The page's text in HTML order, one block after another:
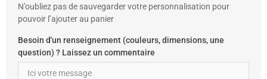
N’oubliez pas de sauvegarder votre personnalisation pour
pouvoir l’ajouter au panier
Besoin d'un renseignement (couleurs, dimensions, une
question) ? Laissez un commentaire